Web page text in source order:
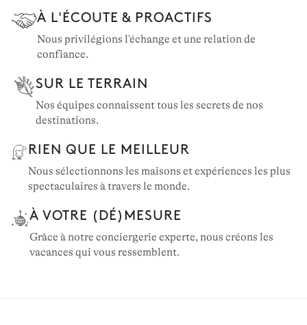
À L'ÉCOUTE & PROACTIFS
Nous privilégions l'échange et une relation de
confiance.
SUR LE TERRAIN
Nos équipes connaissent tous les secrets de nos
destinations.
RIEN QUE LE MEILLEUR
Nous sélectionnons les maisons et expériences les plus
spectaculaires à travers le monde.
À VOTRE (DÉ)MESURE
Grâce à notre conciergerie experte, nous créons les
vacances qui vous ressemblent.